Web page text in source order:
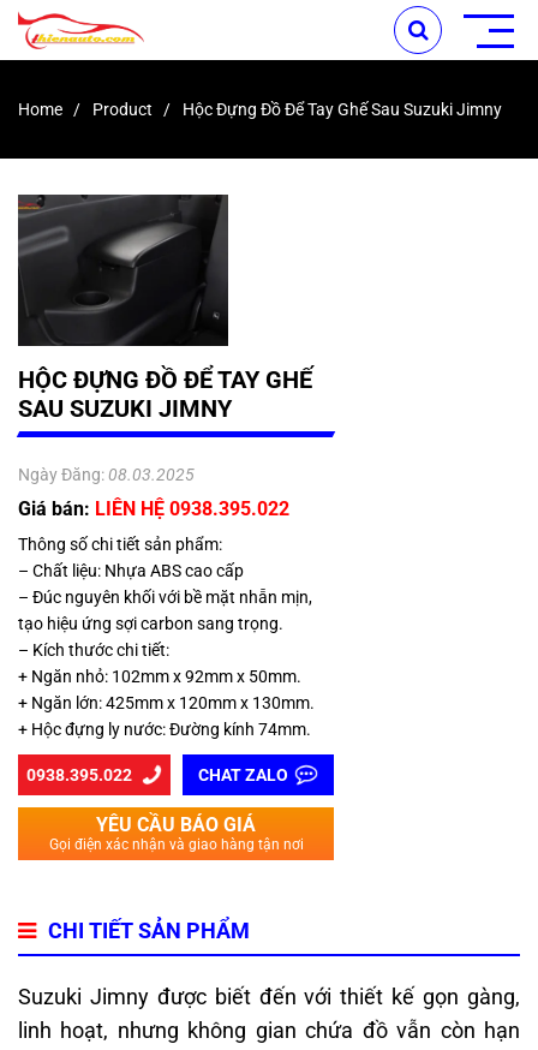
Home Product Hộc Đựng Đồ Để Tay Ghế Sau Suzuki Jimny
HỘC ĐỰNG ĐỒ ĐỂ TAY GHẾ
SAU SUZUKI JIMNY
Ngày Đăng:08.03.2025
Giá bán: LIÊN HỆ 0938.395.022
Thông số chi tiết sản phẩm:
– Chất liệu: Nhựa ABS cao cấp
– Đúc nguyên khối với bề mặt nhẵn mịn,
tạo hiệu ứng sợi carbon sang trọng.
– Kích thước chi tiết:
+ Ngăn nhỏ: 102mm x 92mm x 50mm.
+ Ngăn lớn: 425mm x 120mm x 130mm.
+ Hộc đựng ly nước: Đường kính 74mm.
0938.395.022 CHAT ZALO
YÊU CẦU BÁO GIÁ
Gọi điện xác nhận và giao hàng tận nơi
CHI TIẾT SẢN PHẨM
Suzuki Jimny được biết đến với thiết kế gọn gàng,
linh hoạt, nhưng không gian chứa đồ vẫn còn hạn